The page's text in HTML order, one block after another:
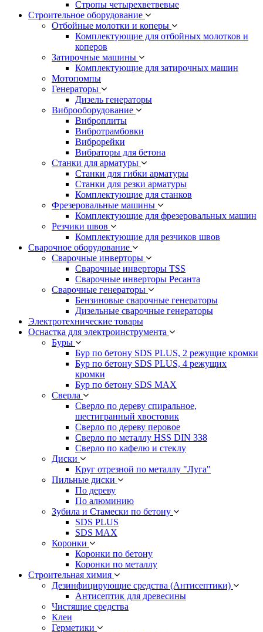
Стропы четырехветвевые
Строительное оборудование
Отбойные молотки и коперы
Комплектующие для отбойных молотков и
коперов
Затирочные машины
Комплектующие для затирочных машин
Мотопомпы
Генераторы
Дизель генераторы
Виброоборудование
Виброплиты
Вибротрамбовки
Виброрейки
Вибраторы для бетона
Станки для арматуры
Станки для гибки арматуры
Станки для резки арматуры
Комплектующие для станков
Фрезеровальные машины
Комплектующие для фрезеровальных машин
Резчики швов
Комплектующие для резчиков швов
Сварочное оборудование
Сварочные инверторы
Сварочные инверторы TSS
Сварочные инверторы Ресанта
Сварочные генераторы
Бензиновые сварочные генераторы
Дизельные сварочные генераторы
Электротехнические товары
Оснастка для электроинструмента
Буры
Бур по бетону SDS PLUS, 2 режущие кромки
Бур по бетону SDS PLUS, 4 режущих
кромки
Бур по бетону SDS MAX
Сверла
Сверло по дереву спиральное,
шестигранный хвостовик
Сверло по дереву перовое
Сверло по металлу HSS DIN 338
Сверло по кафелю и стеклу
Диски
Круг отрезной по металлу "Луга"
Пильные диски
По дереву
По алюминию
Зубила и Стамески по бетону
SDS PLUS
SDS MAX
Коронки
Коронки по бетону
Коронки по металлу
Строительная химия
Дезинфицирующие средства (Антисептики)
Антисептик для древесины
Чистящие средства
Клеи
Герметики